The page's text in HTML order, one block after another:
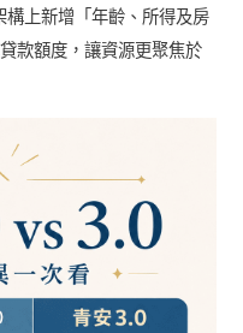
上新增「年齡、所得及房
款額度，讓資源更聚焦於